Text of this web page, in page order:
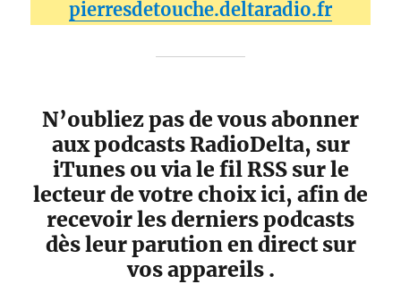
pierresdetouche.deltaradio.fr
N’oubliez pas de vous abonner
aux podcasts RadioDelta, sur
iTunes ou via le fil RSS sur le
lecteur de votre choix ici, afin de
recevoir les derniers podcasts
dès leur parution en direct sur
vos appareils .